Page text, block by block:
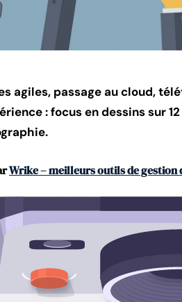
agiles, passage au cloud,
: focus en dessins sur
Wrike – meilleurs outils de gestion